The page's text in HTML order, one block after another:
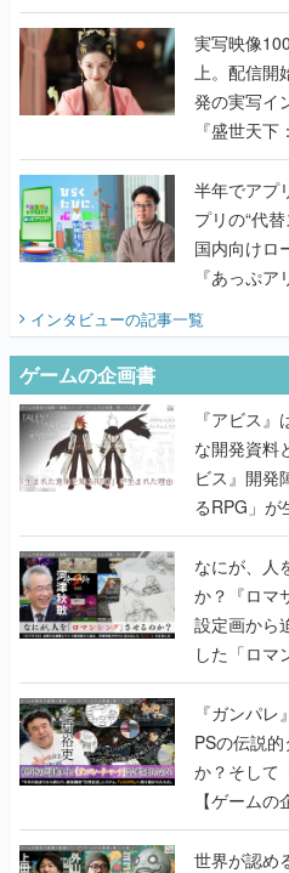
『
んだレジェ
実写映像
上。配信
発の実写イ
『盛世天
うこだわり
半年でアプリ
プリの“代
国内向けロ
『あっぷ
インタビューの記事一覧
ゲームの企画書
『アビス
な開発資料
ビス』開発
るRPG」が
書】
なにが、人
か？『ロマ
設定画から
した「ロマ
書】
『ガンパ
PSの伝説
か？そして
【ゲームの
世界が認め